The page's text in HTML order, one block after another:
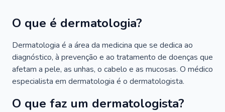
O que é dermatologia?
Dermatologia é a área da medicina que se dedica ao
diagnóstico, à prevenção e ao tratamento de doenças que
afetam a pele, as unhas, o cabelo e as mucosas. O médico
especialista em dermatologia é o dermatologista.
O que faz um dermatologista?